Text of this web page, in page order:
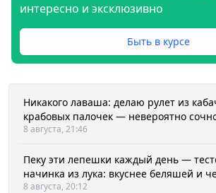
интересно и эксклюзивно
Быть в курсе
Никакого лаваша: делаю рулет из
крабовых палочек — невероятно
8 августа, 21:46
Пеку эти лепешки каждый день —
начинка из лука: вкуснее беляшей и
8 августа, 20:12